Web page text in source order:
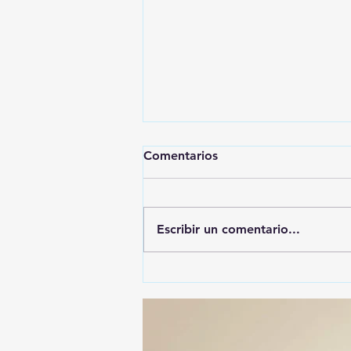
A PRESUNTO
Comentarios
Escribir un comentario...